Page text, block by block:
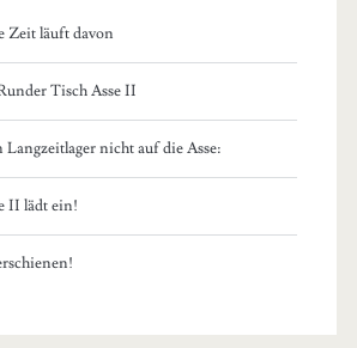
Zeit läuft davon
Tisch Asse II
Langzeitlager nicht auf die Asse:
II lädt ein!